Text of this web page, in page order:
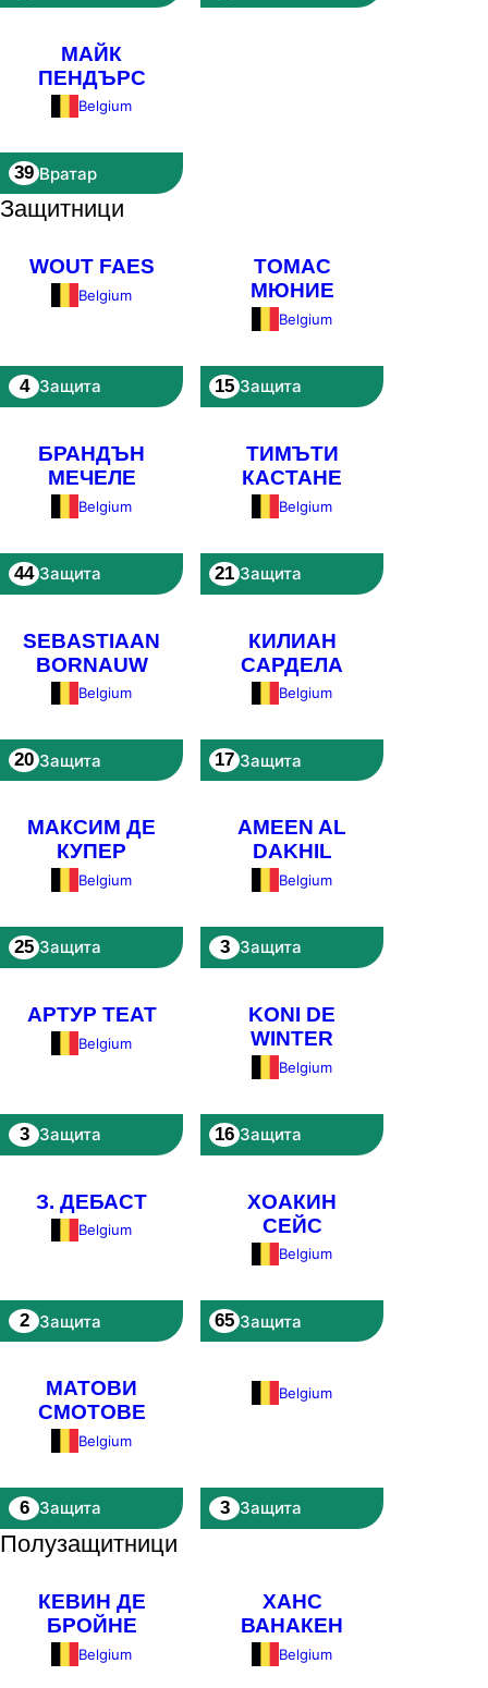
МАЙК
ПЕНДЪРС
Belgium
39 Вратар
Защитници
WOUT FAES
Belgium
4 Защита
ТОМАС
МЮНИЕ
Belgium
15 Защита
БРАНДЪН
МЕЧЕЛЕ
Belgium
44 Защита
ТИМЪТИ
КАСТАНЕ
Belgium
21 Защита
SEBASTIAAN
BORNAUW
Belgium
20 Защита
КИЛИАН
САРДЕЛА
Belgium
17 Защита
МАКСИМ ДЕ
КУПЕР
Belgium
25 Защита
AMEEN AL
DAKHIL
Belgium
3 Защита
АРТУР ТЕАТ
Belgium
3 Защита
KONI DE
WINTER
Belgium
16 Защита
З. ДЕБАСТ
Belgium
2 Защита
ХОАКИН
СЕЙС
Belgium
65 Защита
МАТОВИ
СМОТОВЕ
Belgium
6 Защита
Belgium
3 Защита
Полузащитници
КЕВИН ДЕ
БРОЙНЕ
Belgium
ХАНС
ВАНАКЕН
Belgium